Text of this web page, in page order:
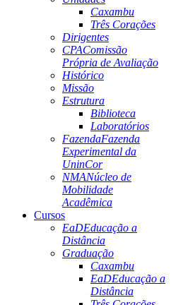
Caxambu
Três Corações
Dirigentes
CPAComissão
Própria de Avaliação
Histórico
Missão
Estrutura
Biblioteca
Laboratórios
FazendaFazenda
Experimental da
UninCor
NMANúcleo de
Mobilidade
Acadêmica
Cursos
EaDEducação a
Distância
Graduação
Caxambu
EaDEducação a
Distância